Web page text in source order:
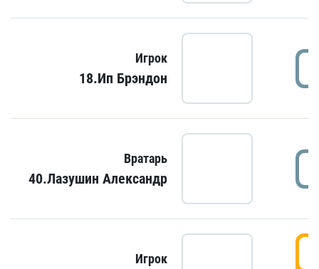
Игрок
18.Ип Брэндон
Вратарь
40.Лазушин Александр
Игрок